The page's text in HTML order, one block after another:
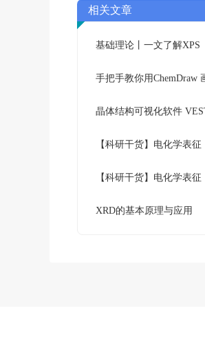
相关文章
XRD的基本原理与应用